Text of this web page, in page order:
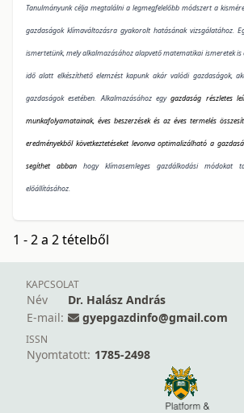
Tanulmányunk célja megtalálni a legmegfelelőbb módszert a
gazdaságok klímaváltozásra gyakorolt hatásának vizsgálatához.
ismertetünk, mely alkalmazásához alapvető matematikai ismeretek is
idő alatt elkészíthető elemzést kapunk akár valódi gazdaságok,
gazdaságok esetében. Alkalmazásához egygazdaság részletes
munkafolyamatainak, éves beszerzések és az éves termelés
eredményekből következtetéseket levonva optimalizálható a
segíthet abban hogy klímasemleges gazdálkodási módokat
előállításához.
1 - 2 a 2 tételből
KAPCSOLAT
Név
Dr. Halász András
E-mail:
gyepgazdinfo@gmail.com
ISSN
Nyomtatott: 1785-2498